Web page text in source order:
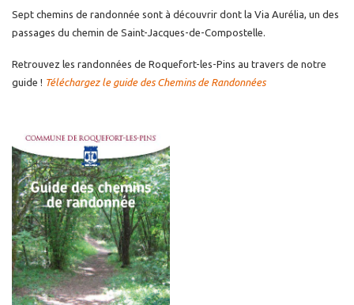
Sept chemins de randonnée sont à découvrir dont la Via Aurélia, un des
passages du chemin de Saint-Jacques-de-Compostelle.
Retrouvez les randonnées de Roquefort-les-Pins au travers de notre
guide ! Téléchargez le guide des Chemins de Randonnées